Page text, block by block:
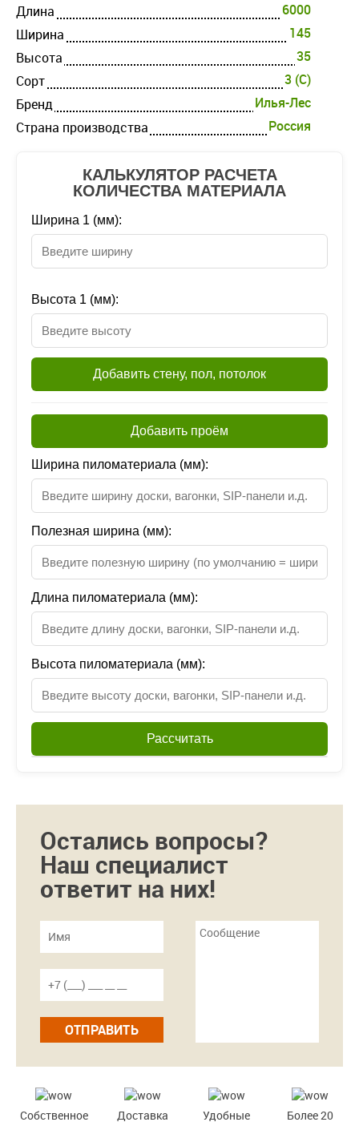
Длина
6000
Ширина
145
Высота
35
Cорт
3 (С)
Бренд
Илья-Лес
Страна производства
Россия
КАЛЬКУЛЯТОР РАСЧЕТА
КОЛИЧЕСТВА МАТЕРИАЛА
Ширина 1 (мм):
Высота 1 (мм):
Добавить стену, пол, потолок
Добавить проём
Ширина пиломатериала (мм):
Полезная ширина (мм):
Длина пиломатериала (мм):
Высота пиломатериала (мм):
Рассчитать
Остались вопросы?
Наш специалист
ответит на них!
ОТПРАВИТЬ
Собственное Доставка Удобные Более 20